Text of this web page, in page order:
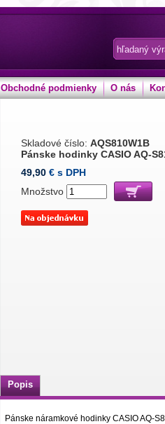
Obchodné podmienky O nás
Skladové číslo: AQS810W1B
Pánske hodinky CASIO AQ-
49,90 € s DPH
Množstvo
Popis
Pánske náramkové hodinky CASIO AQ-